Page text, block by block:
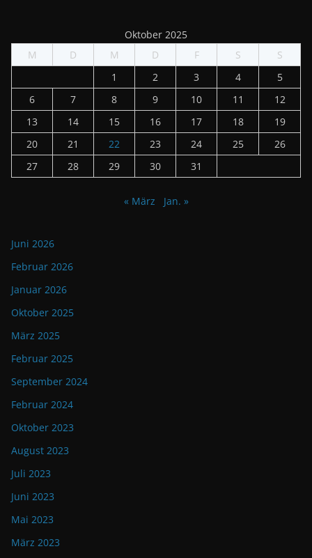
Oktober 2025
M
D M D F S
S
1
2 3 4
5
6
7 8 9 10 11
12
13
14 15 16 17 18
19
20
21 22 23 24 25
26
27
28 29 30 31
« März Jan. »
Juni 2026
Februar 2026
Januar 2026
Oktober 2025
März 2025
Februar 2025
September 2024
Februar 2024
Oktober 2023
August 2023
Juli 2023
Juni 2023
Mai 2023
März 2023